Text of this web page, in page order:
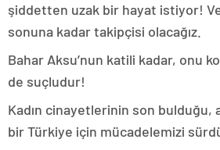
şiddetten uzak bir hayat istiyor!
sonuna kadar takipçisi olacağız.
Bahar Aksu’nun katili kadar, onu
de suçludur!
Kadın cinayetlerinin son bulduğu,
bir Türkiye için mücadelemizi